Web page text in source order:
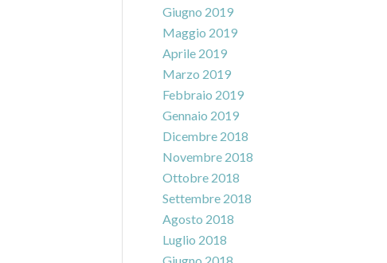
Giugno 2019
Maggio 2019
Aprile 2019
Marzo 2019
Febbraio 2019
Gennaio 2019
Dicembre 2018
Novembre 2018
Ottobre 2018
Settembre 2018
Agosto 2018
Luglio 2018